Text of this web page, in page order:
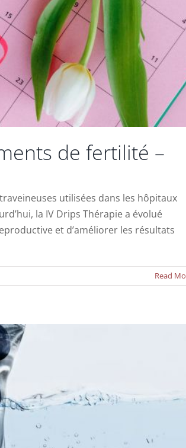
de fertilité –
utilisées dans les hôpitaux
la IV Drips Thérapie a évolué
et d’améliorer les résultats
Read
votre fertilité